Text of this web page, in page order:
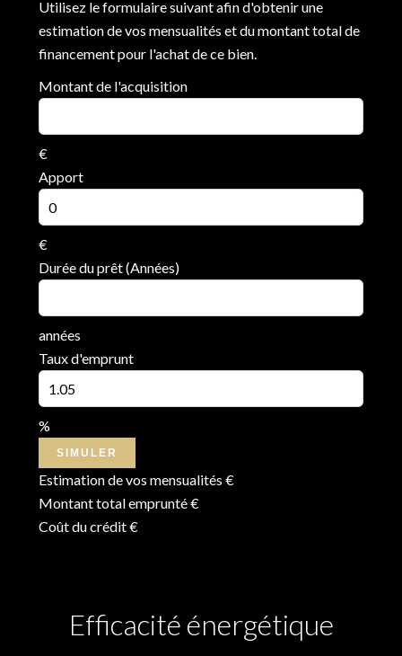
Utilisez le formulaire suivant afin d'obtenir une
estimation de vos mensualités et du montant total de
financement pour l'achat de ce bien.
Montant de l'acquisition
€
Apport
€
Durée du prêt (Années)
années
Taux d'emprunt
%
SIMULER
Estimation de vos mensualités €
Montant total emprunté€
Coût du crédit€
Efficacité énergétique